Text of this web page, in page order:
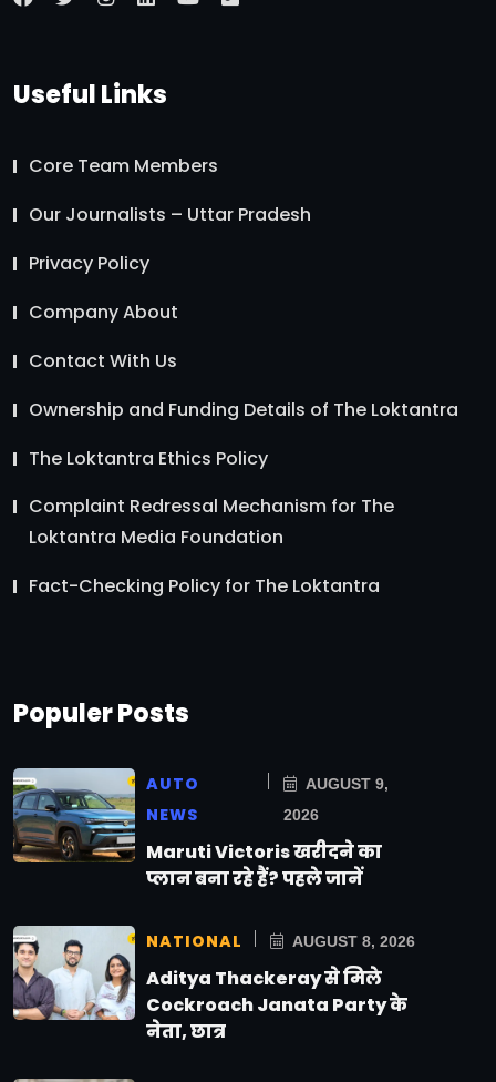
Useful Links
Core Team Members
Our Journalists – Uttar Pradesh
Privacy Policy
Company About
Contact With Us
Ownership and Funding Details of The Loktantra
The Loktantra Ethics Policy
Complaint Redressal Mechanism for The
Loktantra Media Foundation
Fact-Checking Policy for The Loktantra
Populer Posts
AUTO
NEWS
AUGUST 9,
2026
Maruti Victoris खरीदने का
प्लान बना रहे हैं? पहले जानें
NATIONAL AUGUST 8, 2026
Aditya Thackeray से मिले
Cockroach Janata Party के
नेता, छात्र